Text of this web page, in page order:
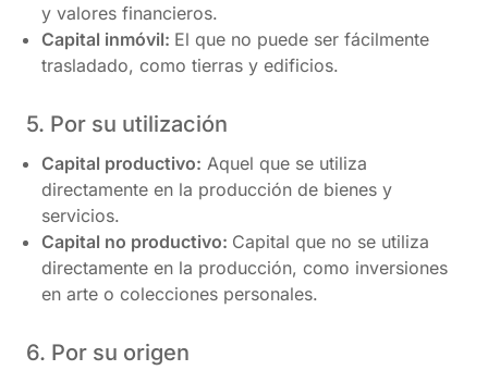
y valores financieros.
Capital inmóvil: El que no puede ser fácilmente
trasladado, como tierras y edificios.
5. Por su utilización
Capital productivo: Aquel que se utiliza
directamente en la producción de bienes y
servicios.
Capital no productivo: Capital que no se utiliza
directamente en la producción, como inversiones
en arte o colecciones personales.
6. Por su origen